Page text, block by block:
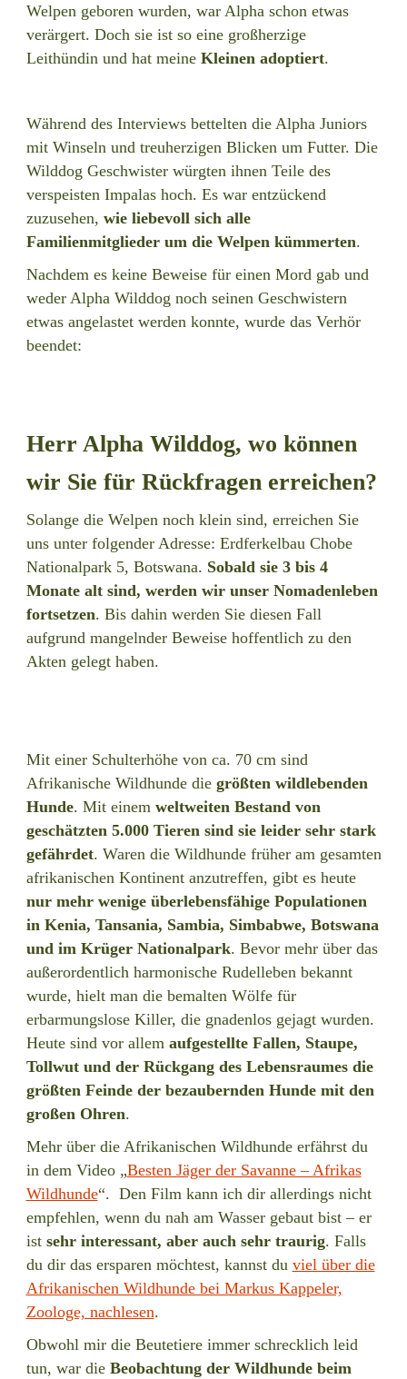
Welpen geboren wurden, war Alpha schon etwas
verärgert. Doch sie ist so eine großherzige
Leithündin und hat meine Kleinen adoptiert.
Während des Interviews bettelten die Alpha Juniors
mit Winseln und treuherzigen Blicken um Futter. Die
Wilddog Geschwister würgten ihnen Teile des
verspeisten Impalas hoch. Es war entzückend
zuzusehen, wie liebevoll sich alle
Familienmitglieder um die Welpen kümmerten.
Nachdem es keine Beweise für einen Mord gab und
weder Alpha Wilddog noch seinen Geschwistern
etwas angelastet werden konnte, wurde das Verhör
beendet:
Herr Alpha Wilddog, wo können
wir Sie für Rückfragen erreichen?
Solange die Welpen noch klein sind, erreichen Sie
uns unter folgender Adresse: Erdferkelbau Chobe
Nationalpark 5, Botswana. Sobald sie 3 bis 4
Monate alt sind, werden wir unser Nomadenleben
fortsetzen. Bis dahin werden Sie diesen Fall
aufgrund mangelnder Beweise hoffentlich zu den
Akten gelegt haben.
Mit einer Schulterhöhe von ca. 70 cm sind
Afrikanische Wildhunde die größten wildlebenden
Hunde. Mit einem weltweiten Bestand von
geschätzten 5.000 Tieren sind sie leider sehr stark
gefährdet. Waren die Wildhunde früher am gesamten
afrikanischen Kontinent anzutreffen, gibt es heute
nur mehr wenige überlebensfähige Populationen
in Kenia, Tansania, Sambia, Simbabwe, Botswana
und im Krüger Nationalpark. Bevor mehr über das
außerordentlich harmonische Rudelleben bekannt
wurde, hielt man die bemalten Wölfe für
erbarmungslose Killer, die gnadenlos gejagt wurden.
Heute sind vor allemaufgestellte Fallen, Staupe,
Tollwut und der Rückgang des Lebensraumes die
größten Feinde der bezaubernden Hunde mit den
großen Ohren.
Mehr über die Afrikanischen Wildhunde erfährst du
in dem Video „Besten Jäger der Savanne – Afrikas
Wildhunde“. Den Film kann ich dir allerdings nicht
empfehlen, wenn du nah am Wasser gebaut bist – er
ist sehr interessant, aber auch sehr traurig. Falls
du dir das ersparen möchtest, kannst du viel über die
Afrikanischen Wildhunde bei Markus Kappeler,
Zoologe, nachlesen.
Obwohl mir die Beutetiere immer schrecklich leid
tun, war die Beobachtung der Wildhunde beim